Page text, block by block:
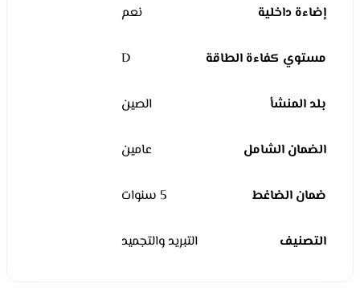
إضاءة داخلية نعم
مستوي كفاءة الطاقة D
بلد المنشأ الصين
الضمان الشامل عامين
ضمان الضاغط 5 سنوات
التصنيف التبريد والتجميد